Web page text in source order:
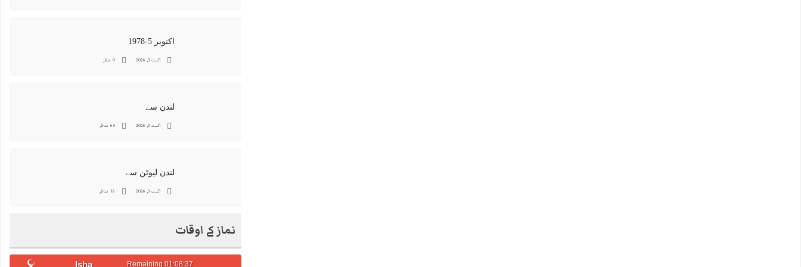
اکتوبر 5-1978
اگست 3, 2026 0 منظر
لندن سے
اگست 3, 2026 65 مناظر
لندن لیوٹن سے
اگست 3, 2026 16 مناظر
نماز کے اوقات